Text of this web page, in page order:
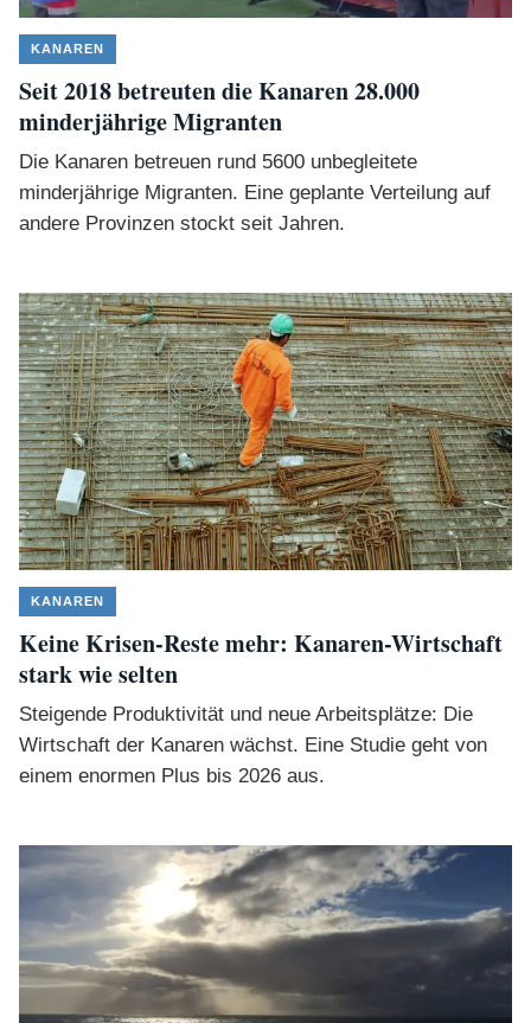
KANAREN
Seit 2018 betreuten die Kanaren 28.000
minderjährige Migranten
Die Kanaren betreuen rund 5600 unbegleitete
minderjährige Migranten. Eine geplante Verteilung auf
andere Provinzen stockt seit Jahren.
KANAREN
Keine Krisen-Reste mehr: Kanaren-Wirtschaft
stark wie selten
Steigende Produktivität und neue Arbeitsplätze: Die
Wirtschaft der Kanaren wächst. Eine Studie geht von
einem enormen Plus bis 2026 aus.